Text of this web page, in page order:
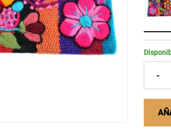
-